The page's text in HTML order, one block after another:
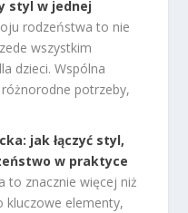
styl w jednej
rodzeństwa to nie
wszystkim
dzieci. Wspólna
potrzeby,
jak łączyć styl,
w praktyce
to znacznie więcej niż
kluczowe elementy,